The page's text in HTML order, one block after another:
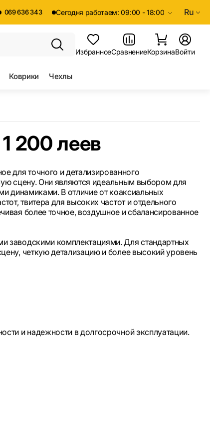
069 636 343 Сегодня работаем: 09:00 - 18:00 Ru
ИзбранноеСравнениеКорзинаВойти
Коврики Чехлы
200 леев
для точного и детализированного
сцену. Они являются идеальным выбором для
динамиками. В отличие от коаксиальных
твитера для высоких частот и отдельного
более точное, воздушное и сбалансированное
заводскими комплектациями. Для стандартных
четкую детализацию и более высокий уровень
и надежности в долгосрочной эксплуатации.